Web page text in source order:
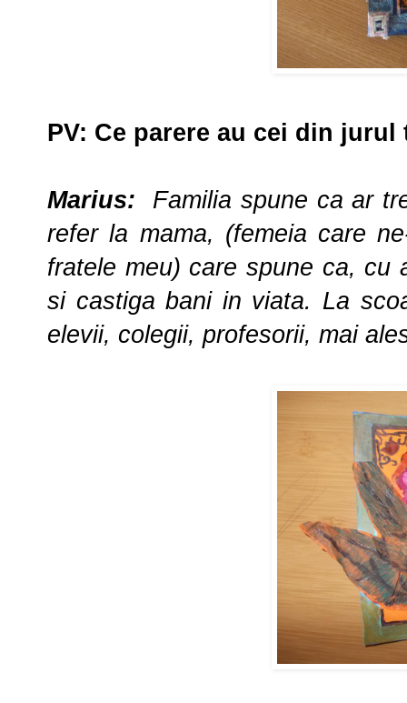
PV: Ce parere au cei din jurul
Marius:
Familia spune ca ar
refer la mama, (femeia care
fratele meu) care spune ca,
si castiga bani in viata. La
elevii, colegii, profesorii, mai